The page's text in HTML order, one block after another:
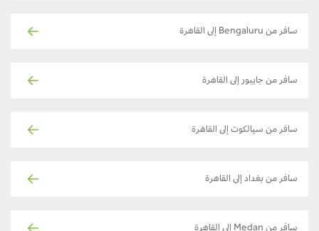
سافر من Bengaluru إلى القاهرة
سافر من جايبور إلى القاهرة
سافر من سيالكوت إلى القاهرة
سافر من بغداد إلى القاهرة